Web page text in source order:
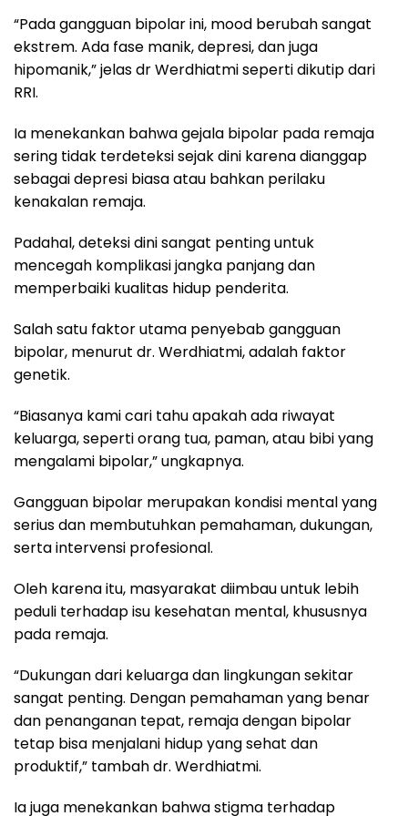
“Pada gangguan bipolar ini, mood berubah sangat
ekstrem. Ada fase manik, depresi, dan juga
hipomanik,” jelas dr Werdhiatmi seperti dikutip dari
RRI.
Ia menekankan bahwa gejala bipolar pada remaja
sering tidak terdeteksi sejak dini karena dianggap
sebagai depresi biasa atau bahkan perilaku
kenakalan remaja.
Padahal, deteksi dini sangat penting untuk
mencegah komplikasi jangka panjang dan
memperbaiki kualitas hidup penderita.
Salah satu faktor utama penyebab gangguan
bipolar, menurut dr. Werdhiatmi, adalah faktor
genetik.
“Biasanya kami cari tahu apakah ada riwayat
keluarga, seperti orang tua, paman, atau bibi yang
mengalami bipolar,” ungkapnya.
Gangguan bipolar merupakan kondisi mental yang
serius dan membutuhkan pemahaman, dukungan,
serta intervensi profesional.
Oleh karena itu, masyarakat diimbau untuk lebih
peduli terhadap isu kesehatan mental, khususnya
pada remaja.
“Dukungan dari keluarga dan lingkungan sekitar
sangat penting. Dengan pemahaman yang benar
dan penanganan tepat, remaja dengan bipolar
tetap bisa menjalani hidup yang sehat dan
produktif,” tambah dr. Werdhiatmi.
Ia juga menekankan bahwa stigma terhadap